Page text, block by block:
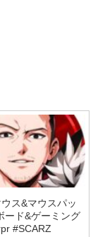
ウス&マウスパッ
ード&ゲーミング
#SCARZ